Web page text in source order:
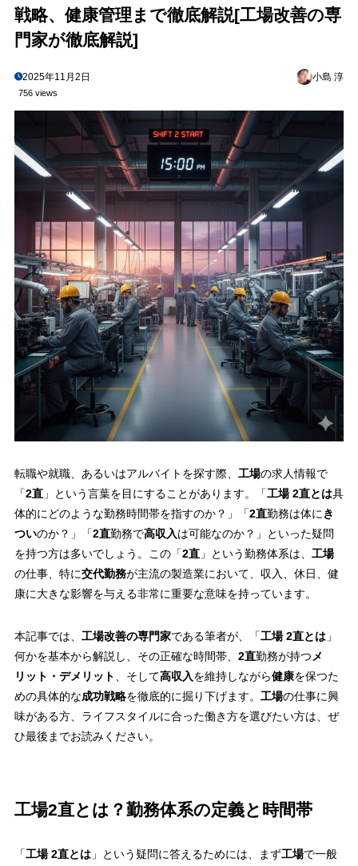
戦略、健康管理まで徹底解説[工場改善の専
門家が徹底解説]
2025年11月2日 小島 淳
756 views
転職や就職、あるいはアルバイトを探す際、 工場の求人情報で
「2直」という言葉を目にすることがあります。「工場 2直とは具
体的にどのような勤務時間帯を指すのか？」「2直勤務は体に き
ついのか？」「2直勤務で高収入は可能なのか？」といった疑問
を持つ方は多いでしょう。この「2直」という勤務体系は、 工場
の仕事、特に交代勤務が主流の製造業において、収入、休日、健
康に大きな影響を与える非常に重要な意味を持っています。
本記事では、 工場改善の専門家である筆者が、「工場 2直とは」
何かを基本から解説し、その正確な時間帯、 2直勤務が持つ メ
リット・デメリット
、そして高収入を維持しながら健康を保つた
めの具体的な成功戦略を徹底的に掘り下げます。 工場の仕事に興
味がある方、ライフスタイルに合った働き方を選びたい方は、ぜ
ひ最後までお読みください。
工場2直とは？勤務体系の定義と時間帯
「工場 2直とは」という疑問に答えるためには、まず工場で一般